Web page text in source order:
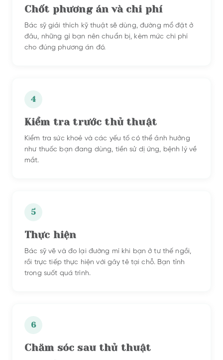
Chốt phương án và chi phí
Bác sỹ giải thích kỹ thuật sẽ dùng, đường mổ đặt ở
đâu, những gì bạn nên chuẩn bị, kèm mức chi phí
cho đúng phương án đó.
4
Kiểm tra trước thủ thuật
Kiểm tra sức khoẻ và các yếu tố có thể ảnh hưởng
như thuốc bạn đang dùng, tiền sử dị ứng, bệnh lý về
mắt.
5
Thực hiện
Bác sỹ vẽ và đo lại đường mí khi bạn ở tư thế ngồi,
rồi trực tiếp thực hiện với gây tê tại chỗ. Bạn tỉnh
trong suốt quá trình.
6
Chăm sóc sau thủ thuật